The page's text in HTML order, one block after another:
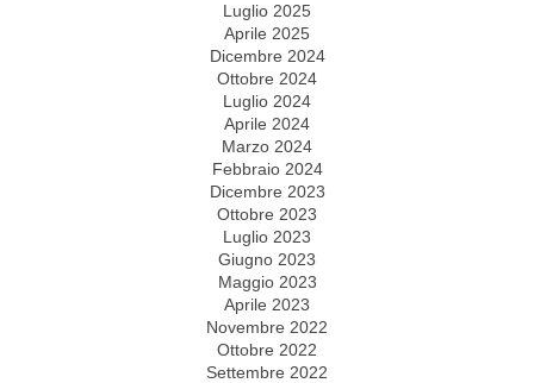
Luglio 2025
Aprile 2025
Dicembre 2024
Ottobre 2024
Luglio 2024
Aprile 2024
Marzo 2024
Febbraio 2024
Dicembre 2023
Ottobre 2023
Luglio 2023
Giugno 2023
Maggio 2023
Aprile 2023
Novembre 2022
Ottobre 2022
Settembre 2022